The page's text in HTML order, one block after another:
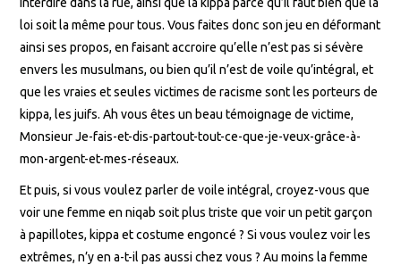
loi soit la même pour tous. Vous faites donc son jeu en déformant
ainsi ses propos, en faisant accroire qu’elle n’est pas si sévère
envers les musulmans, ou bien qu’il n’est de voile qu’intégral, et
que les vraies et seules victimes de racisme sont les porteurs de
kippa, les juifs. Ah vous êtes un beau témoignage de victime,
Monsieur Je-fais-et-dis-partout-tout-ce-que-je-veux-grâce-à-
mon-argent-et-mes-réseaux.
Et puis, si vous voulez parler de voile intégral, croyez-vous que
voir une femme en niqab soit plus triste que voir un petit garçon
à papillotes, kippa et costume engoncé ? Si vous voulez voir les
extrêmes, n’y en a-t-il pas aussi chez vous ? Au moins la femme